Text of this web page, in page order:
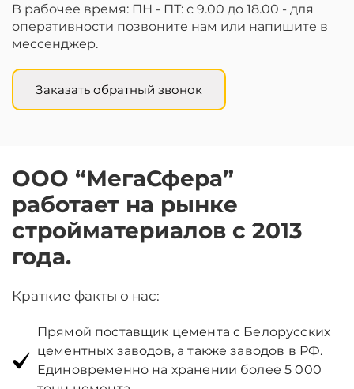
В рабочее время: ПН - ПТ: с 9.00 до 18.00 - для
оперативности позвоните нам или напишите в
мессенджер.
Заказать обратный звонок
ООО “МегаСфера”
работает на рынке
стройматериалов с 2013
года.
Краткие факты о нас:
Прямой поставщик цемента с Белорусских
цементных заводов, а также заводов в РФ.
Единовременно на хранении более 5 000